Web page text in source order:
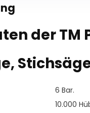
der
6 Bar.
10.000